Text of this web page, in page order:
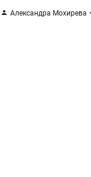
Александра Мохирева